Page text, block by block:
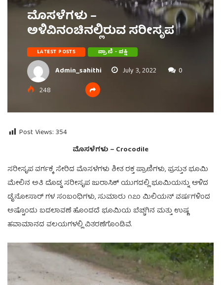
ಮೊಸಳೆಗಳು –
ಅಳಿವಿನಂಚಿನಲ್ಲಿರುವ ಸರೀಸೃಪ
LATEST POSTS ಪ್ರಾಣಿ - ಪಕ್ಷಿ
Admin_sahithi July 3, 2022
0
248
Post Views: 354
ಮೊಸಳೆಗಳು – Crocodile
ಸರೀಸೃಪ ವರ್ಗಕ್ಕೆ ಸೇರಿದ ಮೊಸಳೆಗಳು ಶೀತ ರಕ್ತ ಪ್ರಾಣಿಗಳು, ಪ್ರಸ್ತುತ ಭೂಮಿ
ಮೇಲಿನ ಅತಿ ದೊಡ್ಡ ಸರೀಸೃಪ ಜುರಾಸಿಕ್ ಯುಗದಲ್ಲಿ ಭೂಮಿಯನ್ನು ಆಳಿದ
ಡೈನೋಸಾರ್ ಗಳ ಸಂಬಂಧಿಗಳು, ಸುಮಾರು ೧೭೦ ಮಿಲಿಯನ್ ವರ್ಷಗಳಿಂದ
ಅಷ್ಟೊಂದು ಬದಲಾವಣೆ ಹೊಂದದೆ ಭೂಮಿಯ ಬೆಚ್ಚಗಿನ ಮತ್ತು ಉಷ್ಣ
ಹವಾಮಾನದ ವಲಯಗಳಲ್ಲಿ ವಿತರಣೆಗೊಂಡಿವೆ.